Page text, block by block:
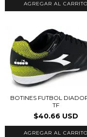
AGREGAR AL CARRITO
BOTINES FUTBOL
TF
$40.66 USD
AGREGAR AL CARRITO